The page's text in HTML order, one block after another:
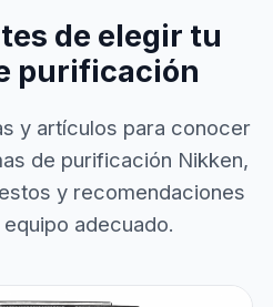
de elegir tu
purificación
y artículos para conocer
de purificación Nikken,
y recomendaciones
adecuado.